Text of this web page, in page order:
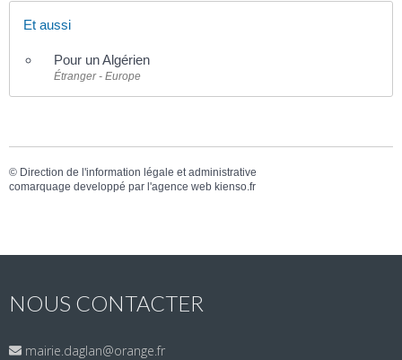
Et aussi
Pour un Algérien
Étranger - Europe
© Direction de l'information légale et administrative
comarquage developpé par l'agence web kienso.fr
NOUS CONTACTER
mairie.daglan@orange.fr